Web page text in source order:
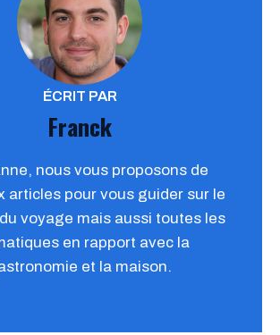
ÉCRIT PAR
Franck
nous vous proposons de
articles pour vous guider sur le
voyage mais aussi toutes les
en rapport avec la
et la maison.